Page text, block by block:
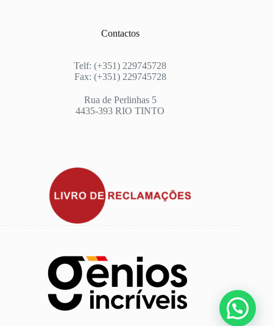
Contactos
Telf: (+351) 229745728
Fax: (+351) 229745728
Rua de Perlinhas 5
4435-393 RIO TINTO